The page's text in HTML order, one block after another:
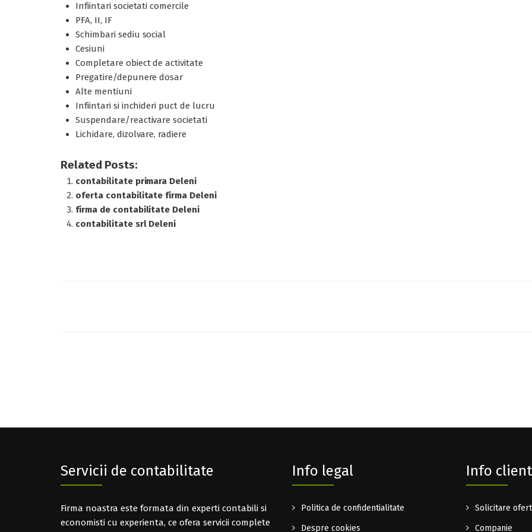
Infiintari societati comercile
PFA, II, IF
Schimbari sediu social
Cesiuni
Completare obiect de activitate
Pregatire/depunere dosar
Alte mentiuni
Infiintari si inchideri puct de lucru
Suspendare/reactivare societati
Lichidare, dizolvare, radiere
Related Posts:
contabilitate primara Deleni
oferta contabilitate firma Deleni
firma de contabilitate Deleni
contabilitate srl Deleni
Servicii de contabilitate
Firma noastra este formata din experti contabili si
economisti cu experienta, ce ofera servicii complete
Info legal
Politica de confidentialitate
Despre cookies
Info client
Solicitare
Companie